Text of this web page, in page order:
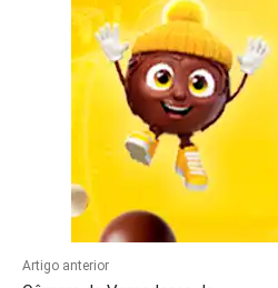
Artigo anterior